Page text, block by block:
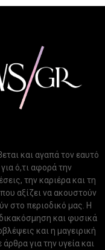
και αγαπά τον εαυτό
ό,τι αφορά την
την καριέρα και τη
αξίζει να ακουστούν
στο περιοδικό μας. Η
και φυσικά
και η μαγειρική
για την υγεία και